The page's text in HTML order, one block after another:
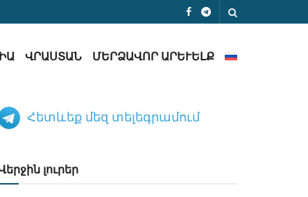
ՎՐԱՍՏԱՆ ՄԵՐՁԱՎՈՐ ԱՐԵՒԵԼՔ
Հետևեք մեզ տելեգրամում
լուրեր